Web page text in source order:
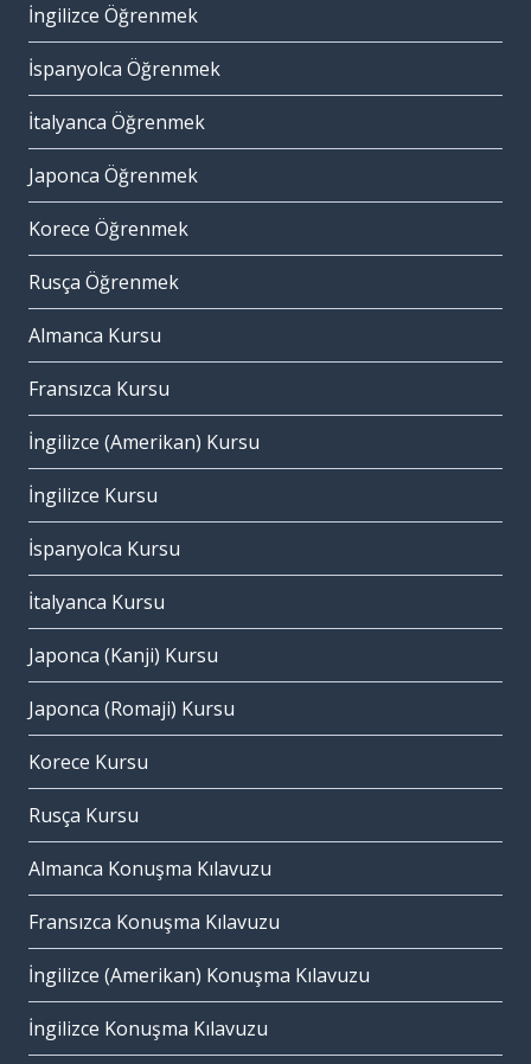
İngilizce Öğrenmek
İspanyolca Öğrenmek
İtalyanca Öğrenmek
Japonca Öğrenmek
Korece Öğrenmek
Rusça Öğrenmek
Almanca Kursu
Fransızca Kursu
İngilizce (Amerikan) Kursu
İngilizce Kursu
İspanyolca Kursu
İtalyanca Kursu
Japonca (Kanji) Kursu
Japonca (Romaji) Kursu
Korece Kursu
Rusça Kursu
Almanca Konuşma Kılavuzu
Fransızca Konuşma Kılavuzu
İngilizce (Amerikan) Konuşma Kılavuzu
İngilizce Konuşma Kılavuzu